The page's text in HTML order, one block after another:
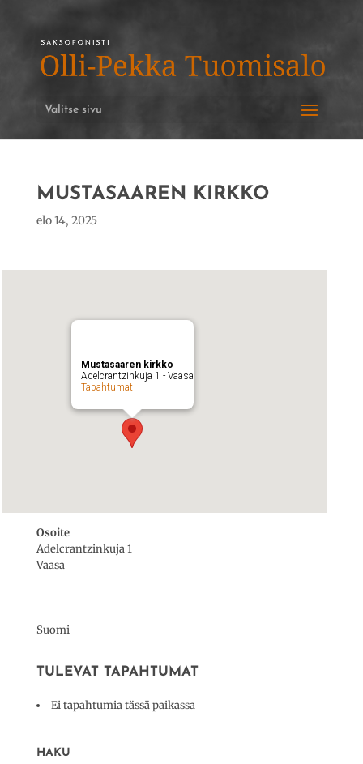
Valitse sivu
MUSTASAAREN KIRKKO
elo 14, 2025
Mustasaaren kirkko
Adelcrantzinkuja 1 - Vaasa
Tapahtumat
Osoite
Adelcrantzinkuja 1
Vaasa
Suomi
TULEVAT TAPAHTUMAT
Ei tapahtumia tässä paikassa
HAKU